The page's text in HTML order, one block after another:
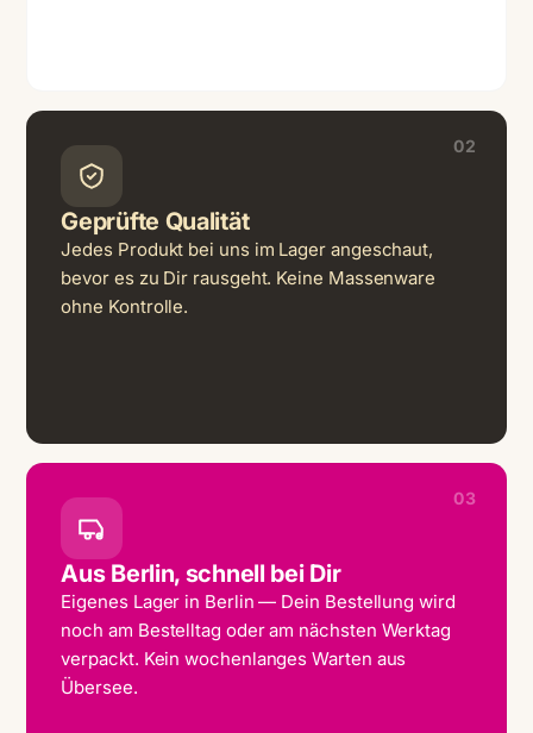
02
Geprüfte Qualität
Jedes Produkt bei uns im Lager angeschaut,
bevor es zu Dir rausgeht. Keine Massenware
ohne Kontrolle.
03
Aus Berlin, schnell bei Dir
Eigenes Lager in Berlin — Dein Bestellung wird
noch am Bestelltag oder am nächsten Werktag
verpackt. Kein wochenlanges Warten aus
Übersee.